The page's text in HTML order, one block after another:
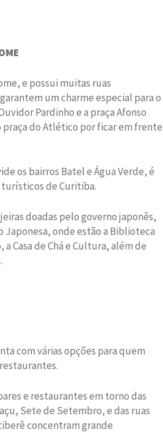
e possui muitas ruas
um charme especial para o
Pardinho e a praça Afonso
do Atlético por ficar em frente
os bairros Batel e Água Verde, é
de Curitiba.
doadas pelo governo japonês,
Japonesa, onde estão a Biblioteca
Casa de Chá e Cultura, além de
com várias opções para quem
e restaurantes em torno das
Sete de Setembro, e das ruas
concentram grande